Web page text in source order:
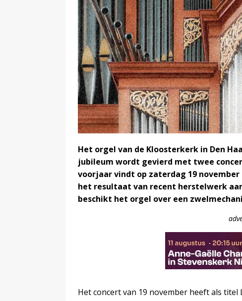
Het orgel van de Kloosterkerk in Den
jubileum wordt gevierd met twee
voorjaar vindt op zaterdag 19
het resultaat van recent herstelwerk
beschikt het orgel over een
Het concert van 19 november heeft als titel